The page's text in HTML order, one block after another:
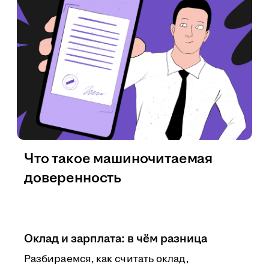
Оклад и зарплата: в чём разница
Разбираемся, как считать оклад,
Что такое машиночитаемая
доверенность